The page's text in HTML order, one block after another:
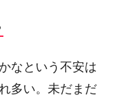
なという不安は
多い。未だまだ